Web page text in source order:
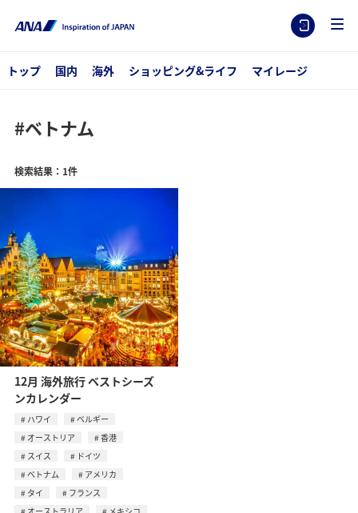
トップ 国内 海外 ショッピング&ライフ マイレージ
#ベトナム
検索結果：1件
12月 海外旅行 ベストシーズ
ンカレンダー
ハワイ
ベルギー
オーストリア
香港
スイス
ドイツ
ベトナム
アメリカ
タイ
フランス